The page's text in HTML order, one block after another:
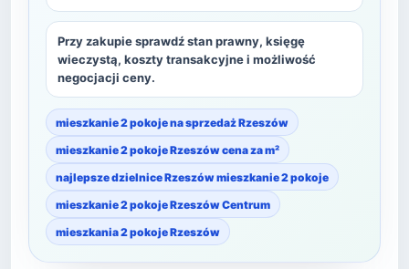
Przy zakupie sprawdź stan prawny, księgę
wieczystą, koszty transakcyjne i możliwość
negocjacji ceny.
mieszkanie 2 pokoje na sprzedaż Rzeszów
mieszkanie 2 pokoje Rzeszów cena za m²
najlepsze dzielnice Rzeszów mieszkanie 2 pokoje
mieszkanie 2 pokoje Rzeszów Centrum
mieszkania 2 pokoje Rzeszów